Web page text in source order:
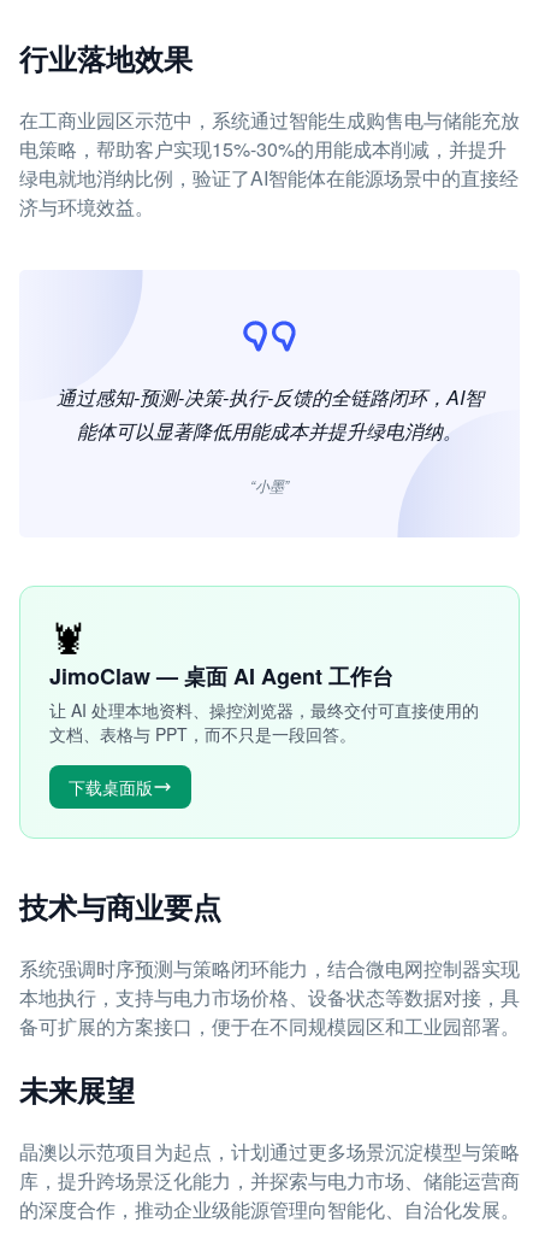
行业落地效果
在工商业园区示范中，系统通过智能生成购售电与储能充放
电策略，帮助客户实现15%-30%的用能成本削减，并提升
绿电就地消纳比例，验证了AI智能体在能源场景中的直接经
济与环境效益。
通过感知-预测-决策-执行-反馈的全链路闭环，AI智
能体可以显著降低用能成本并提升绿电消纳。
“小墨”
🦞
JimoClaw — 桌面 AI Agent 工作台
让 AI 处理本地资料、操控浏览器，最终交付可直接使用的
文档、表格与 PPT，而不只是一段回答。
下载桌面版
技术与商业要点
系统强调时序预测与策略闭环能力，结合微电网控制器实现
本地执行，支持与电力市场价格、设备状态等数据对接，具
备可扩展的方案接口，便于在不同规模园区和工业园部署。
未来展望
晶澳以示范项目为起点，计划通过更多场景沉淀模型与策略
库，提升跨场景泛化能力，并探索与电力市场、储能运营商
的深度合作，推动企业级能源管理向智能化、自治化发展。